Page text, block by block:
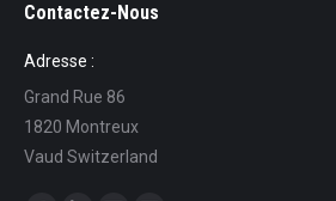
Contactez-Nous
Adresse :
Grand Rue 86
1820 Montreux
Vaud Switzerland